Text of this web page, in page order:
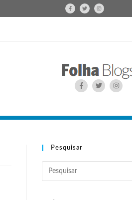
Pesquisar